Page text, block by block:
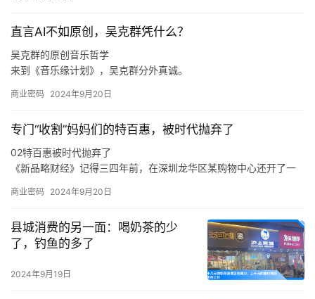
直言AI不如原创，吴克群凭什么？
吴克群的原创音乐哲学
来到《音乐缘计划》，吴克群分外真诚。
是源自于他与原创音乐人之间的惺惺相惜。
目的嘉宾，他也是作为一名原创音乐人出现在舞台上，让一切热爱
与纯粹都具象化。
于是，面对当下音乐生态的顽疾，新生代音乐人的困境，吴克群会
商业密码 2024年9月20日
专门“收割”妈妈们的特百惠，被时代抛弃了
02特百惠被时代抛弃了
《新品略财经》记得三四年前，在深圳龙华区某购物中心还开了一
卖得还不错。
的产物，这与消费环境、消费需求、市场竞争，乃至是与特百惠的
传统商业模式等各方面密切相关。
从产品层面来说，特百惠是化学科技运用到日用物品的代表案例，
在特百惠诞生的年代，家庭有着食物保鲜难的痛点，特别是在冰箱
商业密码 2024年9月20日
县城消费的另一面：喝奶茶的少
了，钓鱼的多了
2024年9月19日